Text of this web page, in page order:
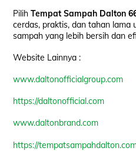
PilihTempat Sampah Dalton
cerdas, praktis, dan tahan lama
sampah yang lebih bersih dan
Website Lainnya :
www.daltonofficialgroup.com
https://daltonofficial.com
www.daltonbrand.com
https://